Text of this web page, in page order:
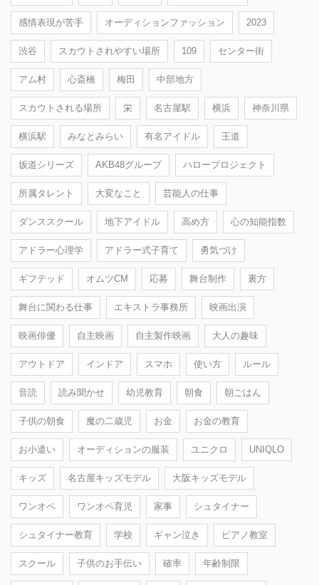
感情表現が苦手 オーディションファッション 2023
渋谷 スカウトされやすい場所 109 センター街
アム村 心斎橋 梅田 中部地方
スカウトされる場所 栄 名古屋駅 横浜 神奈川県
横浜駅 みなとみらい 有名アイドル 王道
坂道シリーズ AKB48グループ ハロープロジェクト
所属タレント 大変なこと 芸能人の仕事
ダンススクール 地下アイドル 高め方 心の知能指数
アドラー心理学 アドラー式子育て 勇気づけ
ギフテッド オムツCM 応募 舞台制作 裏方
舞台に関わる仕事 エキストラ事務所 映画出演
映画俳優 自主映画 自主製作映画 大人の趣味
アウトドア インドア スマホ 使い方 ルール
音読 読み聞かせ 幼児教育 朝食 朝ごはん
子供の朝食 魔の二歳児 お金 お金の教育
お小遣い オーディションの服装 ユニクロ UNIQLO
キッズ 名古屋キッズモデル 大阪キッズモデル
ワンオペ ワンオペ育児 家事 シュタイナー
シュタイナー教育 学校 ギャン泣き ピアノ教室
スクール 子供のお手伝い 確率 年齢制限